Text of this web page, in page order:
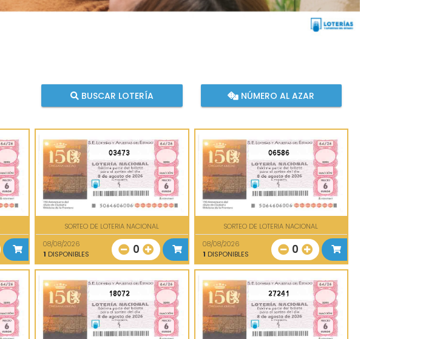
BUSCAR LOTERÍA NÚMERO AL AZAR
03473
SORTEO DE LOTERIA NACIONAL
08/08/2026
1 DISPONIBLES 0
06586
SORTEO DE LOTERIA NACIONAL
08/08/2026
1 DISPONIBLES 0
18072 27241